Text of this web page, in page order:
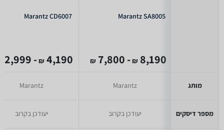
מותג
מספר דיסקים
Marantz SA8005
8,190
₪
- 7,800
₪
Marantz
יעודכן בקרוב
Marantz CD6007
4,190
₪
- 2,999
Marantz
יעודכן בקרוב